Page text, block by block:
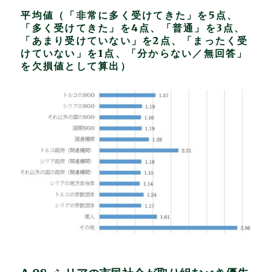
平均値（「非常に多く受けてきた」を5点、
「多く受けてきた」を4点、「普通」を3点、
「あまり受けていない」を2点、「まったく受
けていない」を1点、「分からない／無回答」
を欠損値として算出）